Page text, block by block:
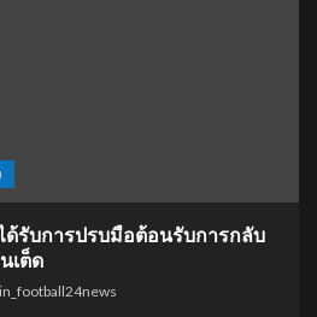
รับการปรบมือต้อนรับการกลับ
เต็ด